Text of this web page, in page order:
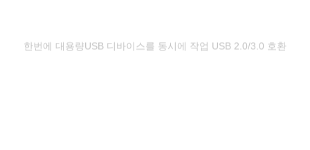
ㆍChecksum 32bit 와 CRC 64bit 베리파이 동시지원